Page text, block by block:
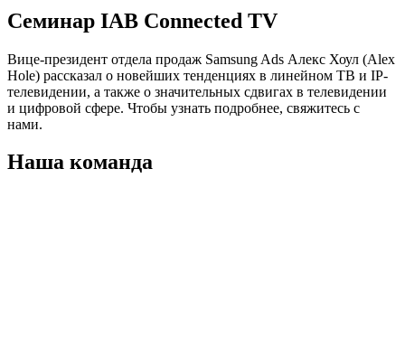
Семинар IAB Connected TV
Вице-президент отдела продаж Samsung Ads Алекс Хоул (Alex
Hole) рассказал о новейших тенденциях в линейном ТВ и IP-
телевидении, а также о значительных сдвигах в телевидении
и цифровой сфере. Чтобы узнать подробнее, свяжитесь с
нами.
Наша команда